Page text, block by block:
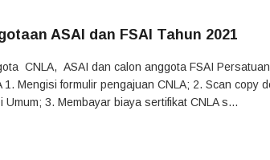
ASAI dan FSAI Tahun 2021
CNLA, ASAI dan calon anggota FSAI
Mengisi formulir pengajuan CNLA; 2. Scan copy
3. Membayar biaya sertifikat CNLA s...